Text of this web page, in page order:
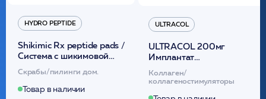
HYDRO PEPTIDE
Shikimic Rx peptide pads /
Cистема с шикимовой
кислотой обновляющая
(30шт) /HP
Скрабы/пилинги дом.
Товар в наличии
ULTRACOL
ULTRACOL 200мг
Имплантат
внутридермальный,
стерильный на основе
полидиоксанона
Коллаген/
коллагеностимуляторы